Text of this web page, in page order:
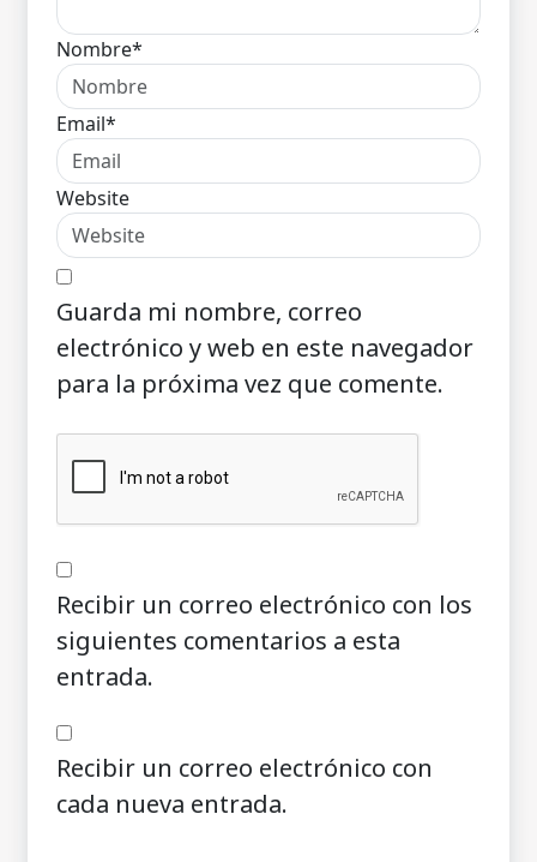
Nombre*
Email*
Website
Guarda mi nombre, correo
electrónico y web en este navegador
para la próxima vez que comente.
Recibir un correo electrónico con los
siguientes comentarios a esta
entrada.
Recibir un correo electrónico con
cada nueva entrada.